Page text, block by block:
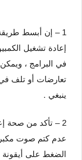
1 – إن أبسط
إعادة تشغيل
في البرامج ،
تعارضات أو تلف
ينبغي .
2 – تأكد من صحة
عدم كتم صوت
الضغط على أيقونة